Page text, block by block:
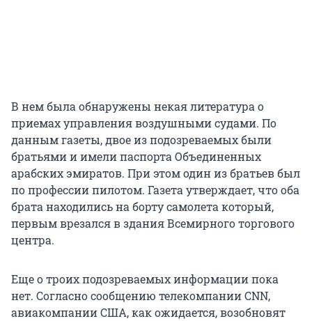
В нем была обнаружены некая литература о
приемах управления воздушными судами. По
данным газеты, двое из подозреваемых были
братьями и имели паспорта Объединенных
арабских эмиратов. При этом один из братьев был
по профессии пилотом. Газета утверждает, что оба
брата находились на борту самолета который,
первым врезался в здания Всемирного торгового
центра.
Еще о троих подозреваемых информации пока
нет. Согласно сообщению телекомпании CNN,
авиакомпании США, как ожидается, возобновят